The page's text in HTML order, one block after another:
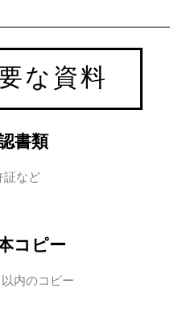
な資料
書類
証など
コピー
内のコピー